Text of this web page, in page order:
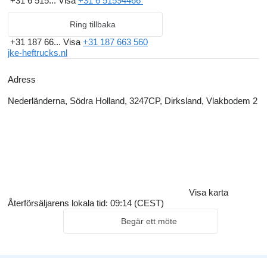
Ring tillbaka
+31 187 66... Visa +31 187 663 560
jke-heftrucks.nl
Adress
Nederländerna, Södra Holland, 3247CP, Dirksland, Vlakbodem 2
Visa karta
Återförsäljarens lokala tid: 09:14 (CEST)
Begär ett möte